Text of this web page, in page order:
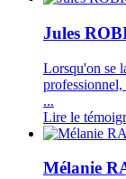
Jules
Lorsqu'on se
...
Lire le
Mélanie